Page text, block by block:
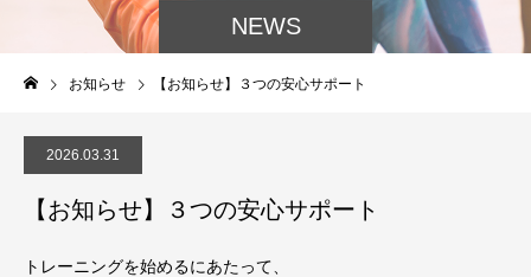
NEWS
お知らせ 【お知らせ】３つの安心サポート
2026.03.31
【お知らせ】３つの安心サポート
トレーニングを始めるにあたって、